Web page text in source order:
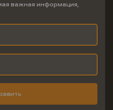
важная информация,